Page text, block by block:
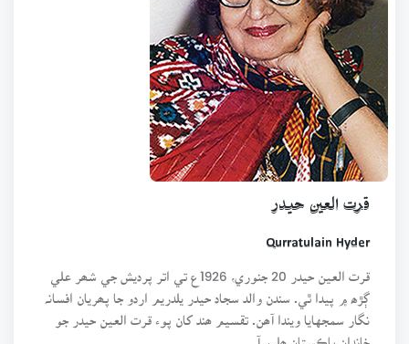
قرت العين حيدر
Qurratulain Hyder
قرت العين حيدر 20 جنوري، 1926ع تي اتر پرديش جي شھر علي
ڳڙھ ۾ پيدا ٿي. سندن والد سجاد حيدر يلدريم اردو جا پھريان افسانہ
نگار سمجهايا ويندا آھن. تقسيم ھند کان پوء قرت العين حيدر جو
خاندان پاڪستان ھليو آ